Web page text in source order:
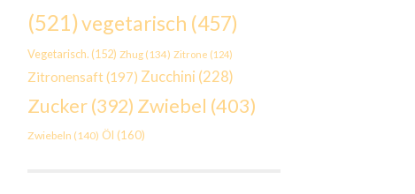
(521)vegetarisch (457)
Vegetarisch. (152) Zhug (134) Zitrone (124)
Zitronensaft(197) Zucchini (228)
Zucker(392) Zwiebel (403)
Zwiebeln (140) Öl (160)